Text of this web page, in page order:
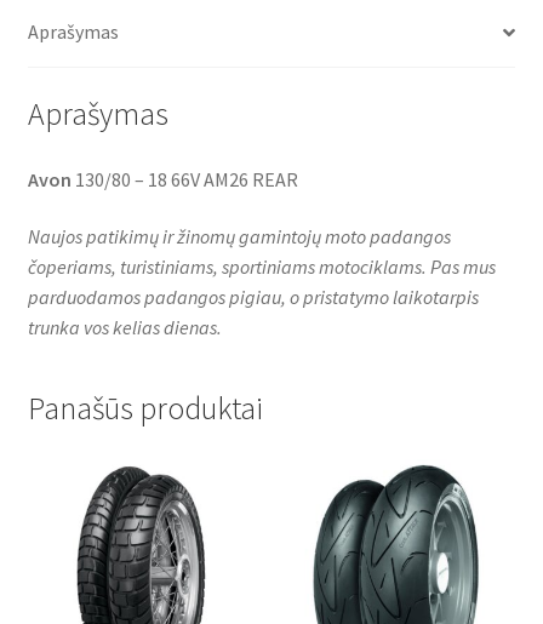
o
r
p
Aprašymas
Aprašymas
Avon 130/80 – 18 66V AM26 REAR
Naujos patikimų ir žinomų gamintojų moto padangos
čoperiams, turistiniams, sportiniams motociklams. Pas mus
parduodamos padangos pigiau, o pristatymo laikotarpis
trunka vos kelias dienas.
Panašūs produktai